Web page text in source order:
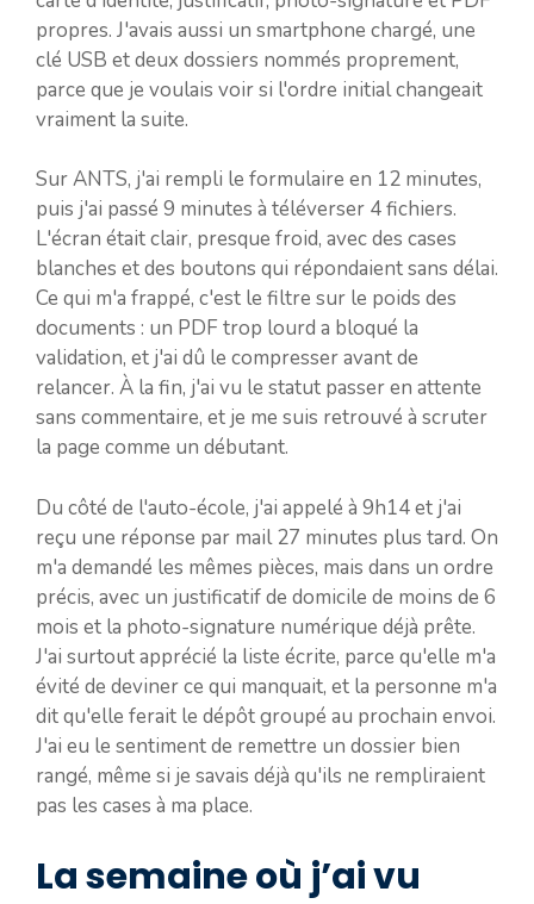
propres. J'avais aussi un smartphone chargé, une
clé USB et deux dossiers nommés proprement,
parce que je voulais voir si l'ordre initial changeait
vraiment la suite.
Sur ANTS, j'ai rempli le formulaire en 12 minutes,
puis j'ai passé 9 minutes à téléverser 4 fichiers.
L'écran était clair, presque froid, avec des cases
blanches et des boutons qui répondaient sans délai.
Ce qui m'a frappé, c'est le filtre sur le poids des
documents : un PDF trop lourd a bloqué la
validation, et j'ai dû le compresser avant de
relancer. À la fin, j'ai vu le statut passer en attente
sans commentaire, et je me suis retrouvé à scruter
la page comme un débutant.
Du côté de l'auto-école, j'ai appelé à 9h14 et j'ai
reçu une réponse par mail 27 minutes plus tard. On
m'a demandé les mêmes pièces, mais dans un ordre
précis, avec un justificatif de domicile de moins de 6
mois et la photo-signature numérique déjà prête.
J'ai surtout apprécié la liste écrite, parce qu'elle m'a
évité de deviner ce qui manquait, et la personne m'a
dit qu'elle ferait le dépôt groupé au prochain envoi.
J'ai eu le sentiment de remettre un dossier bien
rangé, même si je savais déjà qu'ils ne rempliraient
pas les cases à ma place.
La semaine où j’ai vu